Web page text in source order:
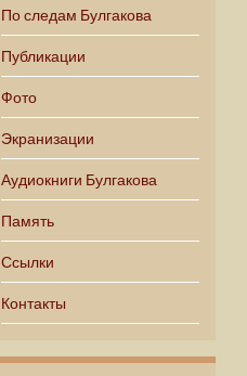
По следам Булгакова
Публикации
Фото
Экранизации
Аудиокниги Булгакова
Память
Ссылки
Контакты